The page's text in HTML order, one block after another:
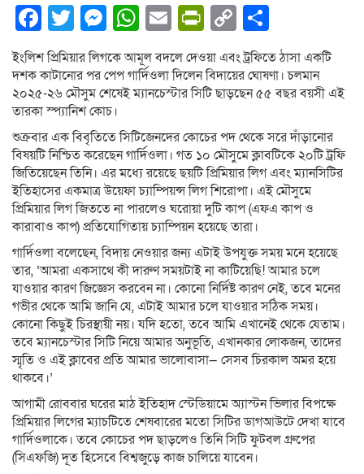
Facebook
Twitter
Messenger
WhatsApp
EmailPrintFriendly
Copy
Link
ইংলিশ প্রিমিয়ার লিগকে আমূল বদলে দেওয়া এবং ট্রফিতে ঠাসা একটি
দশক কাটানোর পর পেপ গার্দিওলা দিলেন বিদায়ের ঘোষণা। চলমান
২০২৫-২৬ মৌসুম শেষেই ম্যানচেস্টার সিটি ছাড়ছেন ৫৫ বছর বয়সী এই
তারকা স্প্যানিশ কোচ।
শুক্রবার এক বিবৃতিতে সিটিজেনদের কোচের পদ থেকে সরে দাঁড়ানোর
বিষয়টি নিশ্চিত করেছেন গার্দিওলা। গত ১০ মৌসুমে ক্লাবটিকে ২০টি ট্রফি
জিতিয়েছেন তিনি। এর মধ্যে রয়েছে ছয়টি প্রিমিয়ার লিগ এবং ম্যানসিটির
ইতিহাসের একমাত্র উয়েফা চ্যাম্পিয়ন্স লিগ শিরোপা। এই মৌসুমে
প্রিমিয়ার লিগ জিততে না পারলেও ঘরোয়া দুটি কাপ (এফএ কাপ ও
কারাবাও কাপ) প্রতিযোগিতায় চ্যাম্পিয়ন হয়েছে তারা।
গার্দিওলা বলেছেন, বিদায় নেওয়ার জন্য এটাই উপযুক্ত সময় মনে হয়েছে
তার, ‘আমরা একসাথে কী দারুণ সময়টাই না কাটিয়েছি! আমার চলে
যাওয়ার কারণ জিজ্ঞেস করবেন না। কোনো নির্দিষ্ট কারণ নেই, তবে মনের
গভীর থেকে আমি জানি যে, এটাই আমার চলে যাওয়ার সঠিক সময়।
কোনো কিছুই চিরস্থায়ী নয়। যদি হতো, তবে আমি এখানেই থেকে যেতাম।
তবে ম্যানচেস্টার সিটি নিয়ে আমার অনুভূতি, এখানকার লোকজন, তাদের
স্মৃতি ও এই ক্লাবের প্রতি আমার ভালোবাসা— সেসব চিরকাল অমর হয়ে
থাকবে।’
আগামী রোববার ঘরের মাঠ ইতিহাদ স্টেডিয়ামে অ্যাস্টন ভিলার বিপক্ষে
প্রিমিয়ার লিগের ম্যাচটিতে শেষবারের মতো সিটির ডাগআউটে দেখা যাবে
গার্দিওলাকে। তবে কোচের পদ ছাড়লেও তিনি সিটি ফুটবল গ্রুপের
(সিএফজি) দূত হিসেবে বিশ্বজুড়ে কাজ চালিয়ে যাবেন।